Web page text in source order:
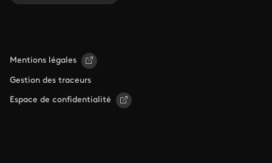
Mentions légales
Gestion des traceurs
Espace de confidentialité